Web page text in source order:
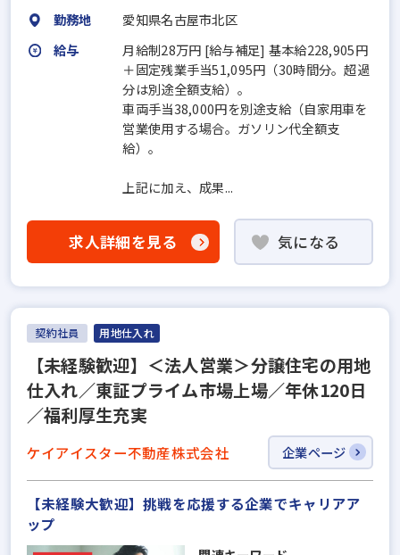
勤務地
愛知県名古屋市北区
給与
月給制28万円 [給与補足] 基本給228,905円
＋固定残業手当51,095円（30時間分。超過
分は別途全額支給）。
車両手当38,000円を別途支給（自家用車を
営業使用する場合。ガソリン代全額支
給）。
上記に加え、成果...
求人詳細を見る 気になる
契約社員 用地仕入れ
【未経験歓迎】＜法人営業＞分譲住宅の用地
仕入れ／東証プライム市場上場／年休120日
／福利厚生充実
ケイアイスター不動産株式会社 企業ページ
【未経験大歓迎】挑戦を応援する企業でキャリアア
ップ